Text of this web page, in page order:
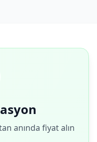
anında fiyat alın